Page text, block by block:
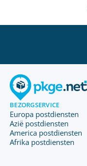
BEZORGSERVICE
Europa postdiensten
Azië postdiensten
America postdiensten
Afrika postdiensten